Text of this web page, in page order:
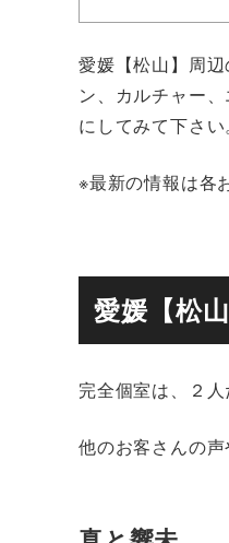
愛媛【松山】周
ン、カルチャー
にしてみて下さい
※最新の情報は各
愛媛【松
完全個室は、２
他のお客さんの